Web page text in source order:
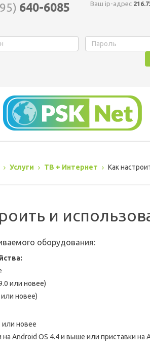
640-6085 Ваш ip-адрес
Услуги ТВ + Интернет Как
и
оборудования:
или новее)
или новее)
или новее
на Android OS 4.4 и выше или приставки на